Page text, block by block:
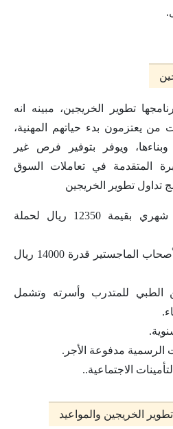
تطوير الخريجين، مبينه انه
يعتزمون بدء حياتهم المهنية،
ويوفر بتوفير فرص غير
المتقدمة في تعاملات السوق
تداول تطوير الخريجين
الحصول على راتب شهري بقيمة 12350 ريال لحملة
الحصول على راتب لأصحاب الماجستير قدرة 14000 ريال
الطبي للمتدرب وأسرته وتشمل
الرسمية مدفوعة الأجر.
الاجتماعية..
الخريجين والمواعيد